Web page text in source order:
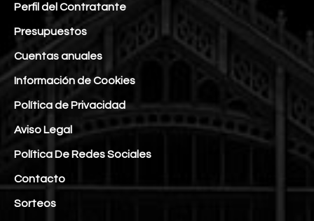
Perfil del Contratante
Presupuestos
Cuentas anuales
Información de Cookies
Política de Privacidad
Aviso Legal
Política De Redes Sociales
Contacto
Sorteos